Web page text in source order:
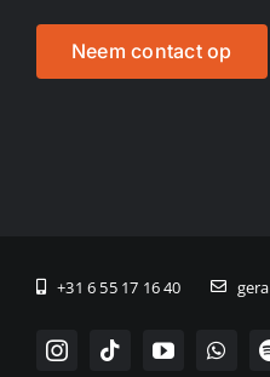
Neem contact op
+31 6 55 17 16 40